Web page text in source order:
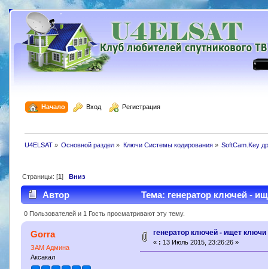
Начало Вход Регистрация
U4ELSAT» Основной раздел » Ключи Системы кодирования» SoftCam.Key
Страницы: [1] Вниз
Автор Тема: генератор ключей -
0 Пользователей и 1 Гость просматривают эту тему.
Gorra
ЗАМ Админа
Аксакал
генератор ключей - ищет ключи
« : 13 Июль 2015, 23:26:26 »